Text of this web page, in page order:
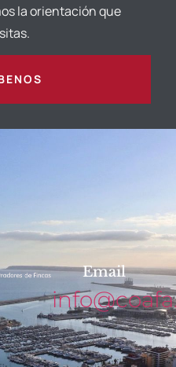
la orientación que
Email